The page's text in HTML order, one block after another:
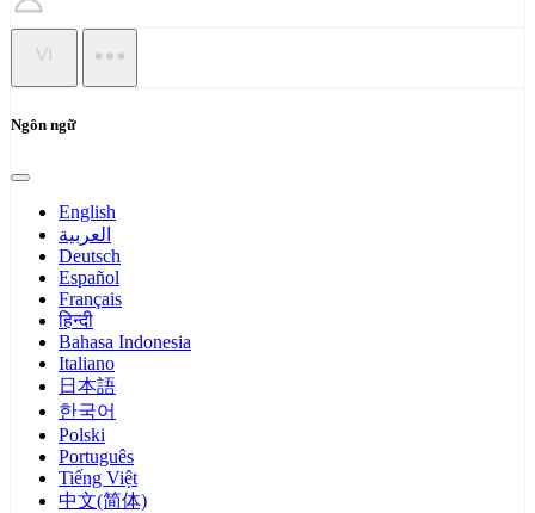
VI
Ngôn ngữ
English
العربية
Deutsch
Español
Français
हिन्दी
Bahasa Indonesia
Italiano
日本語
한국어
Polski
Português
Tiếng Việt
中文(简体)